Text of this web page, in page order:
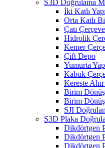
S3D Doğrulama
İki Katlı
Orta Katlı
Çatı
Hidrolik
Kemer
Çift Depo
Yumurta
Kabuk
Kereste
Birim
Birim
SJI
S3D Plaka
Dikdörtgen
Dikdörtgen
Dikdörtgen